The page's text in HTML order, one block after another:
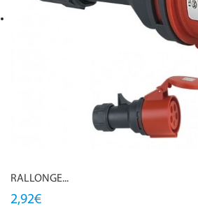
RALLONGE...
2,92€